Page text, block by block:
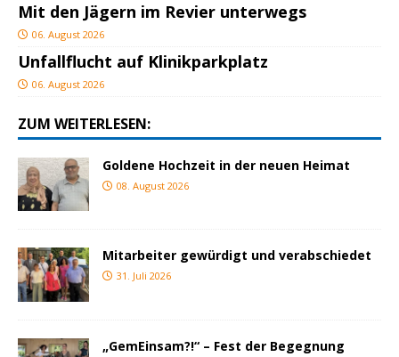
Mit den Jägern im Revier unterwegs
06. August 2026
Unfallflucht auf Klinikparkplatz
06. August 2026
ZUM WEITERLESEN:
Goldene Hochzeit in der neuen Heimat
08. August 2026
Mitarbeiter gewürdigt und verabschiedet
31. Juli 2026
„GemEinsam?!“ – Fest der Begegnung